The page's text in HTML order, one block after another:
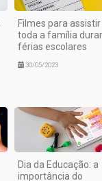
Filmes para
toda a família
férias escolares
30/05/2023
Dia da Educação: a
importância do